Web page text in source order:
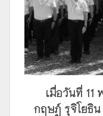
เมื่อวันที่ 11
กฤษฏ์ รุจิโยธิน